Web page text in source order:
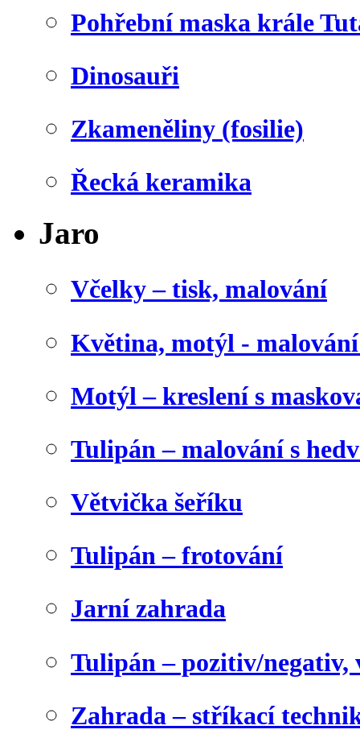
Pohřební maska krále
Dinosauři
Zkameněliny (fosilie)
Řecká keramika
Jaro
Včelky – tisk, malování
Květina, motýl -
Motýl – kreslení s
Tulipán – malování s
Větvička šeříku
Tulipán – frotování
Jarní zahrada
Tulipán – pozitiv/negativ,
Zahrada – stříkací